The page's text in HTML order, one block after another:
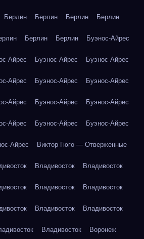
Берлин Берлин Берлин Берлин
Берлин Берлин Буэнос-Айрес
Айрес Буэнос-Айрес Буэнос-Айрес
Айрес Буэнос-Айрес Буэнос-Айрес
Айрес Буэнос-Айрес Буэнос-Айрес
Айрес Буэнос-Айрес Буэнос-Айрес
Айрес Виктор Гюго — Отверженные
Владивосток Владивосток
Владивосток Владивосток
Владивосток Владивосток
Владивосток Воронеж